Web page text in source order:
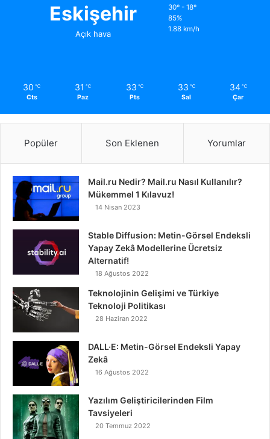
Eskişehir
Açık hava
30º - 18º
85%
1.88 km/h
30 ℃
Cts
31 ℃
Paz
33 ℃
Pts
33 ℃
Sal
34 ℃
Çar
Popüler Son Eklenen Yorumlar
Mail.ru Nedir? Mail.ru Nasıl Kullanılır?
Mükemmel 1 Kılavuz!
14 Nisan 2023
Stable Diffusion: Metin-Görsel Endeksli
Yapay Zekâ Modellerine Ücretsiz
Alternatif!
18 Ağustos 2022
Teknolojinin Gelişimi ve Türkiye
Teknoloji Politikası
28 Haziran 2022
DALL·E: Metin-Görsel Endeksli Yapay
Zekâ
16 Ağustos 2022
Yazılım Geliştiricilerinden Film
Tavsiyeleri
20 Temmuz 2022